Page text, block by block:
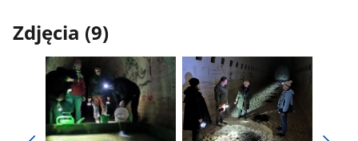
Zdjęcia (9)